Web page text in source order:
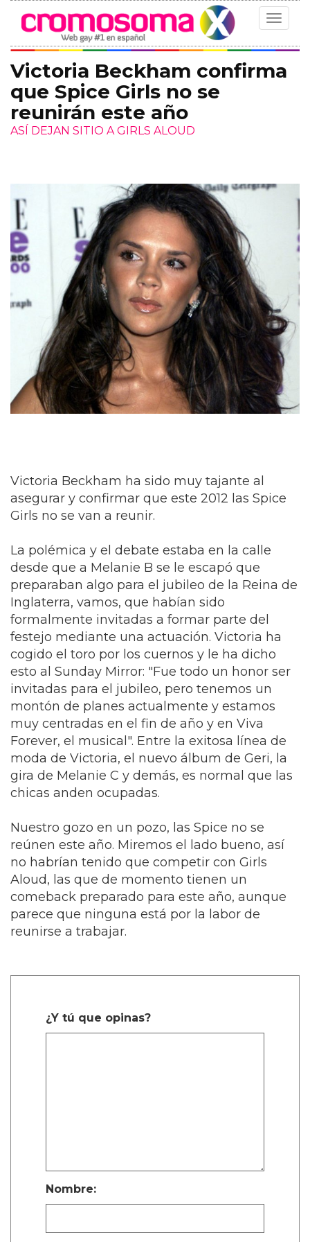
Toggle
Victoria Beckham confirma
que Spice Girls no se
reunirán este año
ASÍ DEJAN SITIO A GIRLS ALOUD
Victoria Beckham ha sido muy tajante al
asegurar y confirmar que este 2012 las Spice
Girls no se van a reunir.
La polémica y el debate estaba en la calle
desde que a Melanie B se le escapó que
preparaban algo para el jubileo de la Reina de
Inglaterra, vamos, que habían sido
formalmente invitadas a formar parte del
festejo mediante una actuación. Victoria ha
cogido el toro por los cuernos y le ha dicho
esto al Sunday Mirror: "Fue todo un honor ser
invitadas para el jubileo, pero tenemos un
montón de planes actualmente y estamos
muy centradas en el fin de año y en Viva
Forever, el musical". Entre la exitosa línea de
moda de Victoria, el nuevo álbum de Geri, la
gira de Melanie C y demás, es normal que las
chicas anden ocupadas.
Nuestro gozo en un pozo, las Spice no se
reúnen este año. Miremos el lado bueno, así
no habrían tenido que competir con Girls
Aloud, las que de momento tienen un
comeback preparado para este año, aunque
parece que ninguna está por la labor de
reunirse a trabajar.
¿Y tú que opinas?
Nombre: